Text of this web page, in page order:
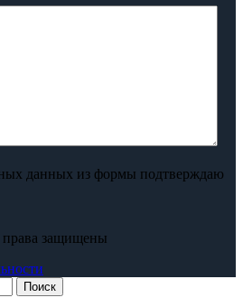
данных из формы подтверждаю
права защищены
Поиск